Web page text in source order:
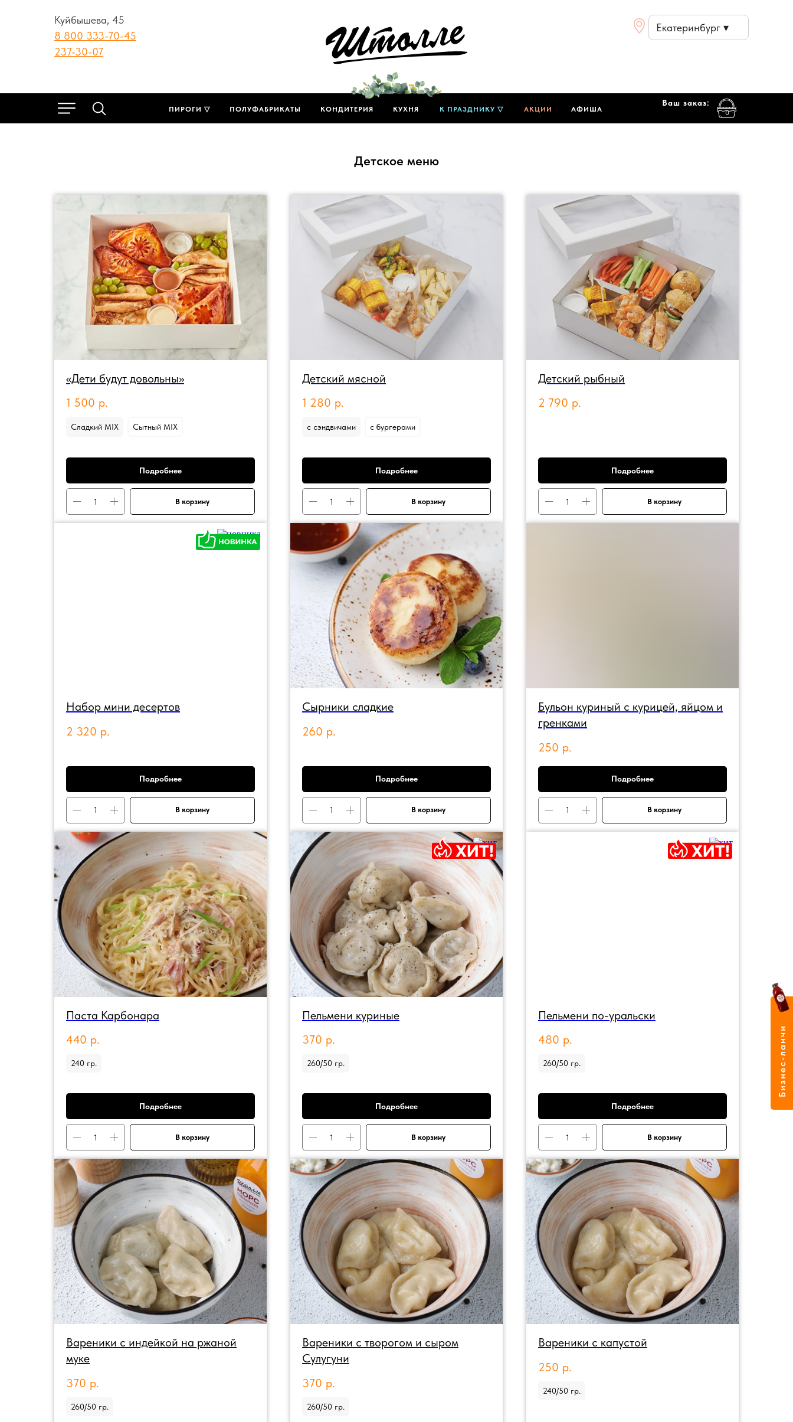
Ваш заказ:
0
ПИРОГИ ▽ КОНДИТЕРИЯ
ПОЛУФАБРИКАТЫ АКЦИИ
К ПРАЗДНИКУ ▽ АФИША
Куйбышева, 45
8 800 333-70-45
237-30-07
КУХНЯ
Екатеринбург ▾
Бизнес-ланчи
Детское меню
«Дети будут довольны»
1 500 р.
Сладкий MIX Сытный MIX
Подробнее
В корзину
Детский мясной
1 280 р.
с сэндвичами с бургерами
Подробнее
В корзину
Детский рыбный
2 790 р.
Подробнее
В корзину
Набор мини десертов
2 320 р.
Подробнее
В корзину
Сырники сладкие
260 р.
Подробнее
В корзину
Бульон куриный с курицей, яйцом и
гренками
250 р.
Подробнее
В корзину
Паста Карбонара
440 р.
240 гр.
Подробнее
В корзину
Пельмени куриные
370 р.
260/50 гр.
Подробнее
В корзину
Пельмени по-уральски
480 р.
260/50 гр.
Подробнее
В корзину
Вареники с индейкой на ржаной
муке
370 р.
260/50 гр.
Вареники с творогом и сыром
Сулугуни
370 р.
260/50 гр.
Вареники с капустой
250 р.
240/50 гр.